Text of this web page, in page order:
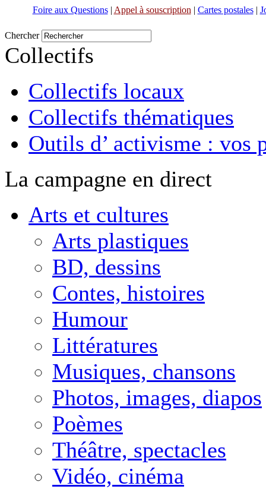
Foire aux Questions| Appel à souscription | Cartes postales|
Chercher
Collectifs
Collectifs locaux
Collectifs thématiques
Outils d’ activisme : vos
La campagne en direct
Arts et cultures
Arts plastiques
BD, dessins
Contes, histoires
Humour
Littératures
Musiques, chansons
Photos, images, diapos
Poèmes
Théâtre, spectacles
Vidéo, cinéma